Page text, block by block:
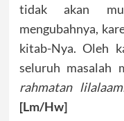
tidak akan
mengubahnya,
kitab-Nya. Oleh
seluruh masalah
rahmatan
[Lm/Hw]